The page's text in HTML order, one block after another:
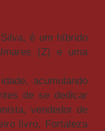
é um híbrido
(Z) e uma
acumulando
de se dedicar
vendedor de
livro, Fortaleza